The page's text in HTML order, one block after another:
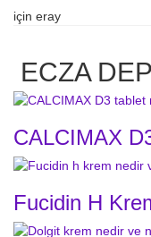
için eray
ECZA
CALCIMAX
Fucidin H